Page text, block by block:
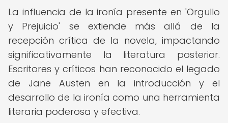
La influencia de la ironía presente en 'Orgullo
y Prejuicio' se extiende más allá de la
recepción crítica de la novela, impactando
significativamente la literatura posterior.
Escritores y críticos han reconocido el legado
de Jane Austen en la introducción y el
desarrollo de la ironía como una herramienta
literaria poderosa y efectiva.